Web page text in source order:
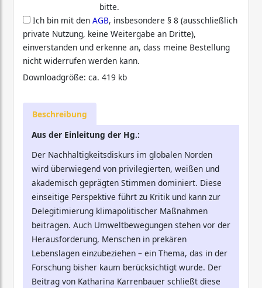
bitte.
Ich bin mit den AGB, insbesondere § 8 (ausschließlich
private Nutzung, keine Weitergabe an Dritte),
einverstanden und erkenne an, dass meine Bestellung
nicht widerrufen werden kann.
Downloadgröße: ca. 419 kb
Beschreibung
Aus der Einleitung der Hg.:
Der Nachhaltigkeitsdiskurs im globalen Norden
wird überwiegend von privilegierten, weißen und
akademisch geprägten Stimmen dominiert. Diese
einseitige Perspektive führt zu Kritik und kann zur
Delegitimierung klimapolitischer Maßnahmen
beitragen. Auch Umweltbewegungen stehen vor der
Herausforderung, Menschen in prekären
Lebenslagen einzubeziehen – ein Thema, das in der
Forschung bisher kaum berücksichtigt wurde. Der
Beitrag von Katharina Karrenbauer schließt diese